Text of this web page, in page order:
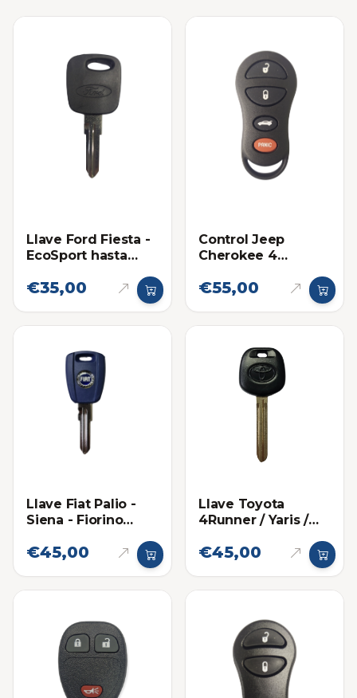
Llave Ford Fiesta -
EcoSport hasta
€35,00
Control Jeep
Cherokee 4
€55,00
Llave Fiat Palio -
Siena - Fiorino
€45,00
Llave Toyota
4Runner / Yaris /
€45,00